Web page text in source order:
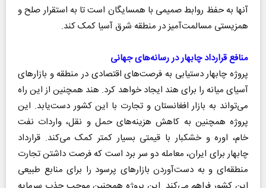
آنها به حفظ روابط صمیمی با همسایگان است تا به استقرار صلح و
همزیستی مسالمت‌آمیز در منطقه شرق آسیا کمک کند.
منافع قرارداد چابهار در رسانه‌های جهانی
پروژه چابهار دستیابی به فرصت‌های اقتصادی در منطقه و بازارهای
آسیای میانه را برای هند ایجاد خواهد کرد. هند همچنین از این راه
می‌تواند به بازار افغانستان و تجارت با این کشور دست‌یابد. این
پروژه همچنین به کاهش هزینه‌های حمل و نقل، واردات نفت
خام، اوره و خشکبار با قیمتی بسیار کمتر کمک می‌کند. قرارداد
چابهار برای ایران، معامله دو سر برد است که فرصت داشتن تجارت
منطقه‌ای و به دست‌آوردن بازارهای پرسود را برای منابع طبیعی